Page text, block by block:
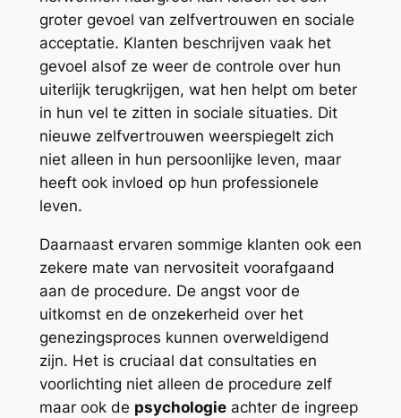
groter gevoel van zelfvertrouwen en sociale
acceptatie. Klanten beschrijven vaak het
gevoel alsof ze weer de controle over hun
uiterlijk terugkrijgen, wat hen helpt om beter
in hun vel te zitten in sociale situaties. Dit
nieuwe zelfvertrouwen weerspiegelt zich
niet alleen in hun persoonlijke leven, maar
heeft ook invloed op hun professionele
leven.
Daarnaast ervaren sommige klanten ook een
zekere mate van nervositeit voorafgaand
aan de procedure. De angst voor de
uitkomst en de onzekerheid over het
genezingsproces kunnen overweldigend
zijn. Het is cruciaal dat consultaties en
voorlichting niet alleen de procedure zelf
maar ook de psychologieachter de ingreep